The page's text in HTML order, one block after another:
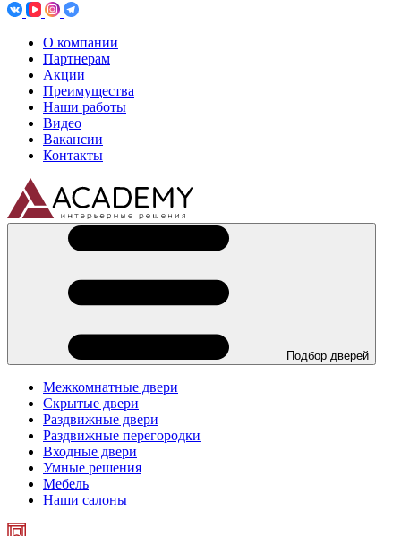
О компании
Партнерам
Акции
Преимущества
Наши работы
Видео
Вакансии
Контакты
Подбор дверей
Межкомнатные двери
Скрытые двери
Раздвижные двери
Раздвижные перегородки
Входные двери
Умные решения
Мебель
Наши салоны